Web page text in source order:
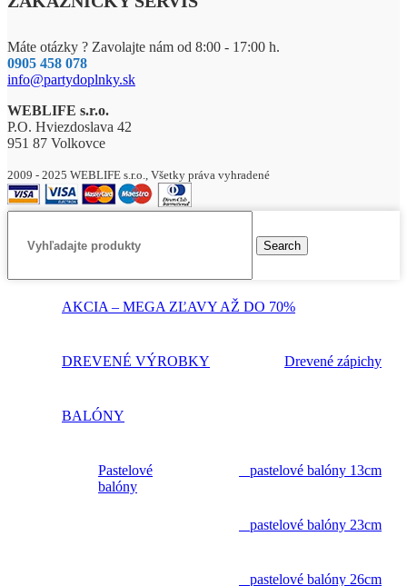
Máte otázky ? Zavolajte nám od 8:00 - 17:00 h.
0905 458 078
info@partydoplnky.sk
WEBLIFE s.r.o.
P.O. Hviezdoslava 42
951 87 Volkovce
2009 - 2025 WEBLIFE s.r.o., Všetky práva vyhradené
Search
AKCIA – MEGA ZĽAVY AŽ DO 70%
DREVENÉ VÝROBKY Drevené zápichy
BALÓNY
Pastelové
balóny
pastelové balóny 13cm
pastelové balóny 23cm
pastelové balóny 26cm